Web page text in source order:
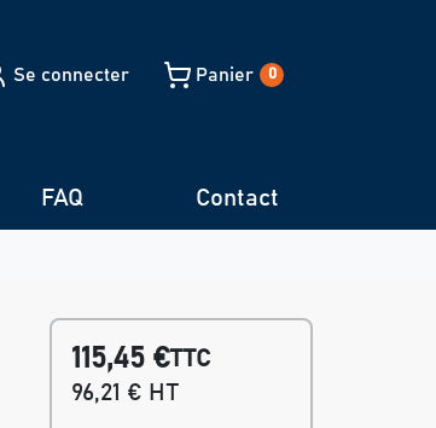
Se connecter Panier 0
FAQ Contact
115,45 €TTC
96,21 € HT